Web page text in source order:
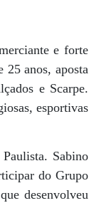
e forte
25 anos, aposta
e Scarpe.
esportivas
Sabino
do Grupo
desenvolveu